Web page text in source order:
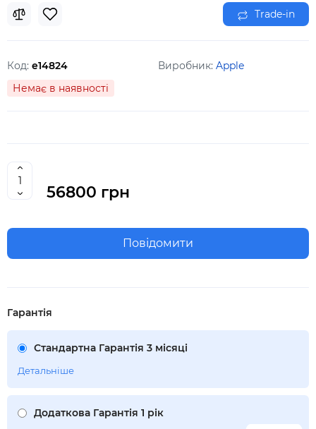
Trade-in
Код: e14824 Виробник: Apple
Немає в наявності
56800 грн
Повідомити
Гарантія
Стандартна Гарантія 3 місяці
Детальніше
Додаткова Гарантія 1 рік